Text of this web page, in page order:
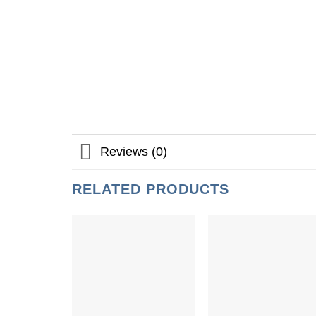
Reviews (0)
RELATED PRODUCTS